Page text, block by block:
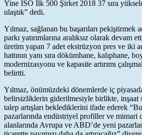
Yine İSO İlk 500 Şirket 2018 37 sıra
ulaştık” dedi.
Yılmaz, sağlanan bu başarıları pekiştirmek
parkı yatırımlarına aralıksız olarak devam
üretim yapan 7 adet ekstrüzyon pres ve iki
hattının yanı sıra dökümhane, kalıphane,
modernizasyonu ve kapasite artırımı
belirtti.
Yılmaz, önümüzdeki dönemlerde iç
belirsizliklerin giderilmesiyle birlikte, inşaat
talep artışları beklediklerini ifade ederek
pazarlarında endüstriyel profiller ve mimari
alanlarında Avrupa ve ABD’de yeni